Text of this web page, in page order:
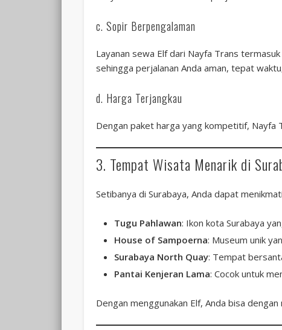
c. Sopir Berpengalaman
Layanan sewa Elf dari Nayfa Trans
sehingga perjalanan Anda aman, tepat
d. Harga Terjangkau
Dengan paket harga yang kompetitif, Nayfa
3. Tempat Wisata Menarik di
Setibanya di Surabaya, Anda dapat
Tugu Pahlawan: Ikon kota Surabaya
House of Sampoerna: Museum unik
Surabaya North Quay: Tempat
Pantai Kenjeran Lama: Cocok untuk
Dengan menggunakan Elf, Anda bisa